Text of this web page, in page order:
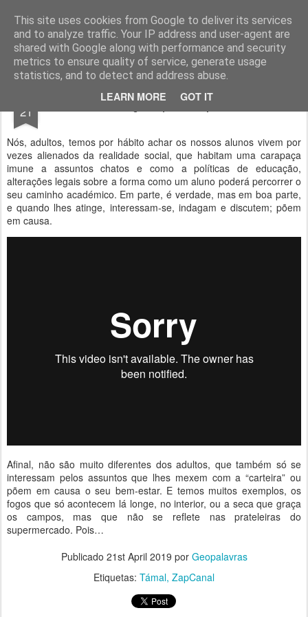
This site uses cookies from Google to deliver its services
and to analyze traffic. Your IP address and user-agent are
shared with Google along with performance and security
metrics to ensure quality of service, generate usage
statistics, and to detect and address abuse.
LEARN MORE GOT IT
Geopalavras
canal800 clique ZapCanal
21 Diferenças que despertam.
Nós, adultos, temos por hábito achar os nossos alunos vivem por
vezes alienados da realidade social, que habitam uma carapaça
imune a assuntos chatos e como a políticas de educação,
alterações legais sobre a forma como um aluno poderá percorrer o
seu caminho académico. Em parte, é verdade, mas em boa parte,
e quando lhes atinge, interessam-se, indagam e discutem; põem
em causa.
Afinal, não são muito diferentes dos adultos, que também só se
interessam pelos assuntos que lhes mexem com a “carteira” ou
põem em causa o seu bem-estar. E temos muitos exemplos, os
fogos que só acontecem lá longe, no interior, ou a seca que graça
os campos, mas que não se reflete nas prateleiras do
supermercado. Pois…
Publicado 21st April 2019 por Geopalavras
Etiquetas: Támal ZapCanal